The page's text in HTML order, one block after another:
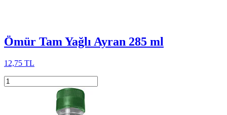
Ömür Tam Yağlı Ayran 285 ml
12,75 TL